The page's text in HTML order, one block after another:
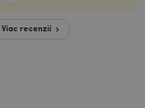
Viac recenzií